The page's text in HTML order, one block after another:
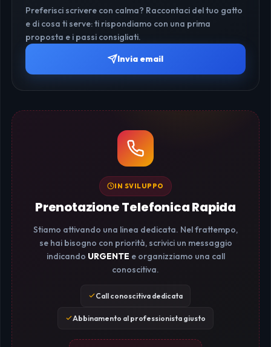
Preferisci scrivere con calma? Raccontaci del tuo gatto
e di cosa ti serve: ti rispondiamo con una prima
proposta e i passi consigliati.
Invia email
IN SVILUPPO
Prenotazione Telefonica Rapida
Stiamo attivando una linea dedicata. Nel frattempo,
se hai bisogno con priorità, scrivici un messaggio
indicando URGENTE e organizziamo una call
conoscitiva.
Call conoscitiva dedicata
Abbinamento al professionista giusto